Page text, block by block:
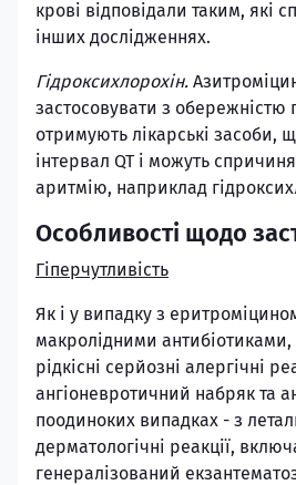
крові відповідали таким, які
інших дослідженнях.
Гідроксихлорохін.
застосовувати з обережністю
отримують лікарські засоби,
інтервал QT і можуть
аритмію, наприклад
Особливості щодо
Гіперчутливість
Як і у випадку з
макролідними
рідкісні серйозні алергічні
ангіоневротичний набряк та
поодиноких випадках - з
дерматологічні реакції,
генералізований